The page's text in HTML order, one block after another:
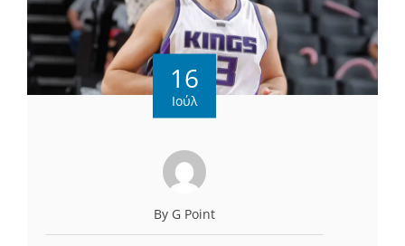
16
Ιούλ
By G Point